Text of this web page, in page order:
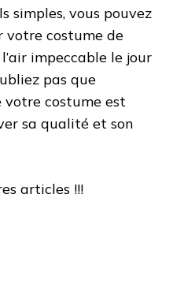
simples, vous pouvez
votre costume de
impeccable le jour
pas que
votre costume est
sa qualité et son
articles !!!